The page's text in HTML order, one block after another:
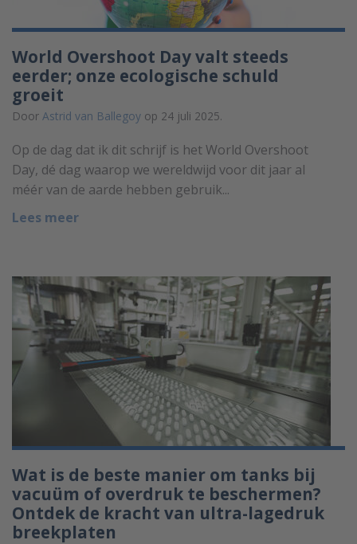
World Overshoot Day valt steeds
eerder; onze ecologische schuld
groeit
Door Astrid van Ballegoy op 24 juli 2025.
Op de dag dat ik dit schrijf is het World Overshoot
Day, dé dag waarop we wereldwijd voor dit jaar al
méér van de aarde hebben gebruik...
Lees meer
Wat is de beste manier om tanks bij
vacuüm of overdruk te beschermen?
Ontdek de kracht van ultra-lagedruk
breekplaten